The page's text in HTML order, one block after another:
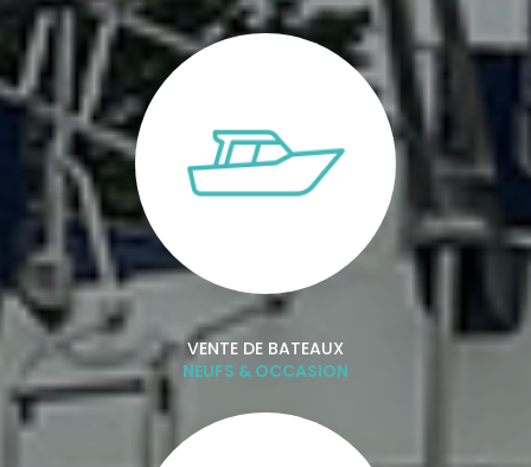
VENTE DE BATEAUX
NEUFS & OCCASION